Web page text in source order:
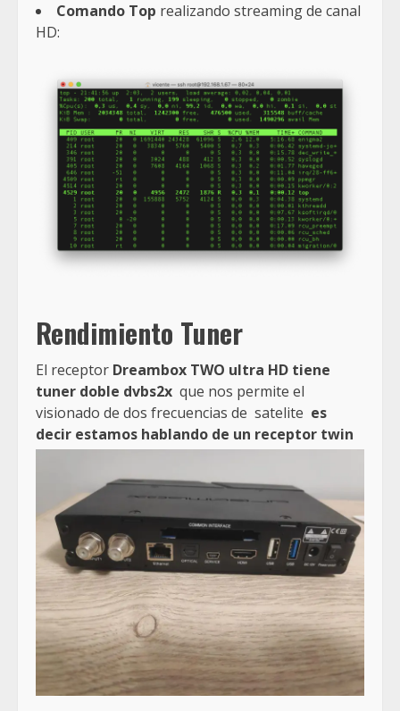
Comando Top realizando streaming de canal
HD:
Rendimiento Tuner
El receptor Dreambox TWO ultra HD tiene
tuner doble dvbs2x que nos permite el
visionado de dos frecuencias de satelite es
decir estamos hablando de un receptor twin